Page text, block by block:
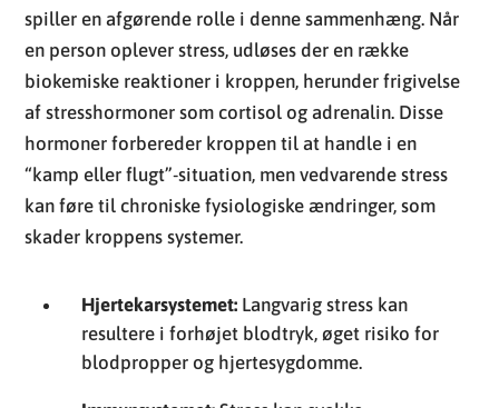
spiller en afgørende rolle i denne sammenhæng. Når
en person oplever stress, udløses der en række
biokemiske reaktioner i kroppen, herunder frigivelse
af stresshormoner som cortisol og adrenalin. Disse
hormoner forbereder kroppen til at handle i en
“kamp eller flugt”-situation, men vedvarende stress
kan føre til chroniske fysiologiske ændringer, som
skader kroppens systemer.
Hjertekarsystemet: Langvarig stress kan
resultere i forhøjet blodtryk, øget risiko for
blodpropper og hjertesygdomme.